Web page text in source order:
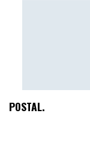
POSTAL.